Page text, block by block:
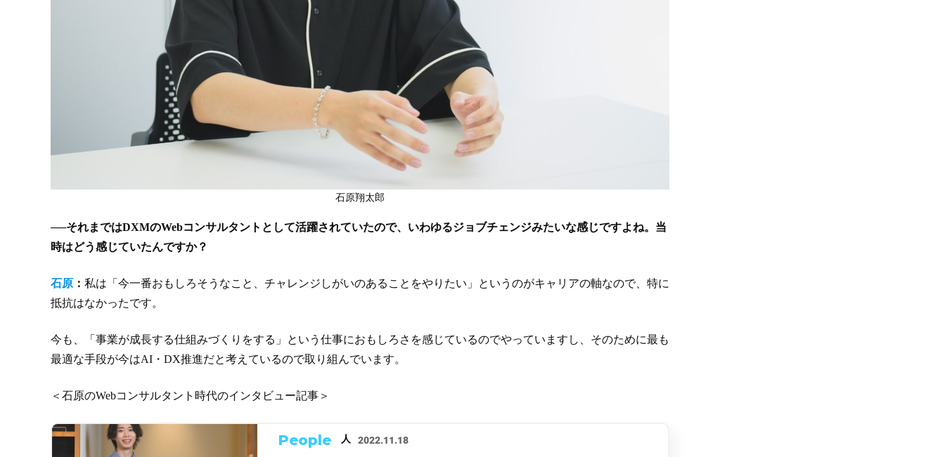
石原翔太郎
──それまではDXMのWebコンサルタントとして活躍されていたので、いわゆるジョブチェンジみたいな感じですよね。当
時はどう感じていたんですか？
石原 ： 私は「今一番おもしろそうなこと、チャレンジしがいのあることをやりたい」というのがキャリアの軸なので、特に
抵抗はなかったです。
今も、「事業が成長する仕組みづくりをする」という仕事におもしろさを感じているのでやっていますし、そのために最も
最適な手段が今はAI・DX推進だと考えているので取り組んでいます。
＜石原のWebコンサルタント時代のインタビュー記事＞
People 人 2022.11.18